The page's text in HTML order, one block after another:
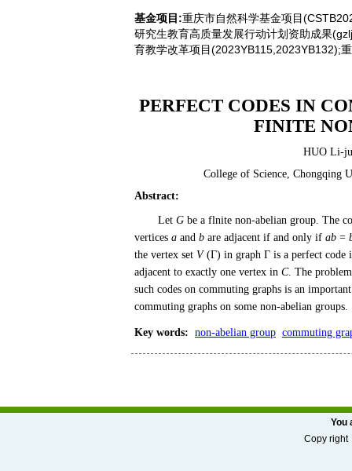
基金项目:重庆市自然科学基金项目
研究生教育高质量发展行动计划资助成果
育教学改革项目(2023YB115,2023YB132);
PERFECT CODES IN
FINITE
HUO Li-
College of Science, Chongqing
Abstract:
Let G be a flnite non-abelian group. The
vertices a and b are adjacent if and only if ab =
the vertex set V(Γ) in graph Γ is a perfect
adjacent to exactly one vertex in C. The
such codes on commuting graphs is an
commuting graphs on some non-abelian groups.
Key words: non-abelian group commuting
You
Copy right